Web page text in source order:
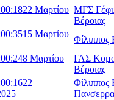
22 Μαρτίου ΜΓΣ
Βέροιας
15 Μαρτίου
8 Μαρτίου
ΓΑΣ
Βέροιας
22